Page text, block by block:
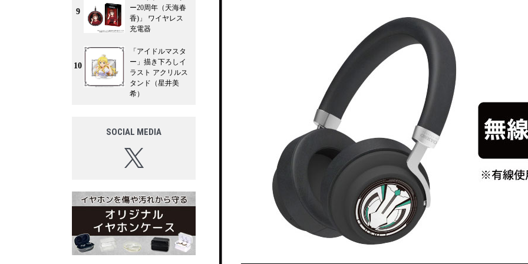
9
ー20周年（天海春
香)」 ワイヤレス
充電器
10
「アイドルマスタ
ー」描き下ろしイ
ラスト アクリルス
タンド（星井美
希）
SOCIAL MEDIA